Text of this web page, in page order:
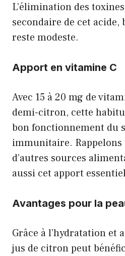
L’élimination des
secondaire de cet acide,
reste modeste.
Apport en vitamine C
Avec 15 à 20 mg de
demi-citron, cette
bon fonctionnement du
immunitaire. Rappelons
d’autres sources
aussi cet apport
Avantages pour la
Grâce à l’hydratation et
jus de citron peut